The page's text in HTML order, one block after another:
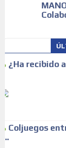
¿Ha recibido
Coljuegos
...